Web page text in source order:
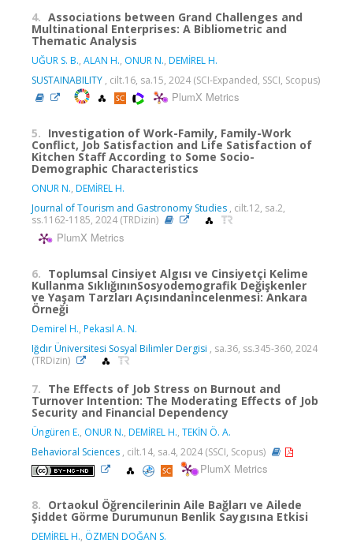
4. Associations between Grand Challenges and
Multinational Enterprises: A Bibliometric and
Thematic Analysis
UĞUR S. B., ALAN H., ONUR N., DEMİREL H.
SUSTAINABILITY , cilt.16, sa.15, 2024 (SCI-Expanded, SSCI, Scopus)
PlumX Metrics
5. Investigation of Work-Family, Family-Work
Conflict, Job Satisfaction and Life Satisfaction of
Kitchen Staff According to Some Socio-
Demographic Characteristics
ONUR N., DEMİREL H.
Journal of Tourism and Gastronomy Studies , cilt.12, sa.2,
ss.1162-1185, 2024 (TRDizin)
PlumX Metrics
6. Toplumsal Cinsiyet Algısı ve Cinsiyetçi Kelime
Kullanma SıklığınınSosyodemografik Değişkenler
ve Yaşam Tarzları Açısındanİncelenmesi: Ankara
Örneği
Demirel H., Pekasıl A. N.
Iğdır Üniversitesi Sosyal Bilimler Dergisi , sa.36, ss.345-360, 2024
(TRDizin)
7. The Effects of Job Stress on Burnout and
Turnover Intention: The Moderating Effects of Job
Security and Financial Dependency
Üngüren E., ONUR N., DEMİREL H., TEKİN Ö. A.
Behavioral Sciences , cilt.14, sa.4, 2024 (SSCI, Scopus)
PlumX Metrics
8. Ortaokul Öğrencilerinin Aile Bağları ve Ailede
Şiddet Görme Durumunun Benlik Saygısına Etkisi
DEMİREL H., ÖZMEN DOĞAN S.